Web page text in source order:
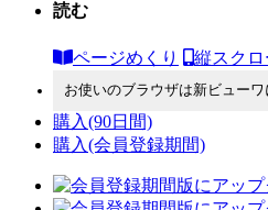
読む
ページめくり 縦スク
お使いのブラウザは新ビューワ
購入(90日間)
購入(会員登録期間)